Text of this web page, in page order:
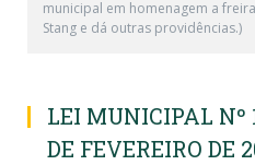
municipal em homenagem a
Stang e dá outras providências.)
LEI MUNICIPAL Nº
DE FEVEREIRO DE